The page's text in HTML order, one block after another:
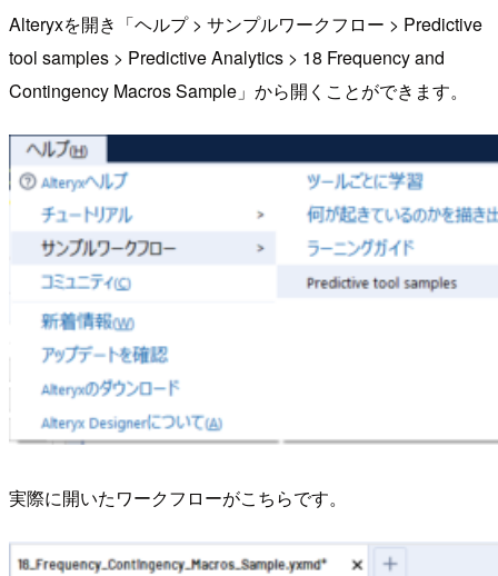
Alteryxを開き「ヘルプ > サンプルワークフロー > Predictive
tool samples > Predictive Analytics > 18 Frequency and
Contingency Macros Sample」から開くことができます。
実際に開いたワークフローがこちらです。